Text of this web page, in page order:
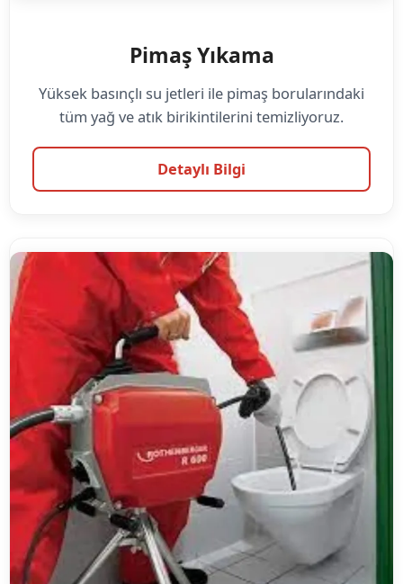
Pimaş Yıkama
Yüksek basınçlı su jetleri ile pimaş borularındaki
tüm yağ ve atık birikintilerini temizliyoruz.
Detaylı Bilgi